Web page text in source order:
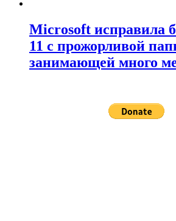
Microsoft исправила
11 с прожорливой
занимающей много